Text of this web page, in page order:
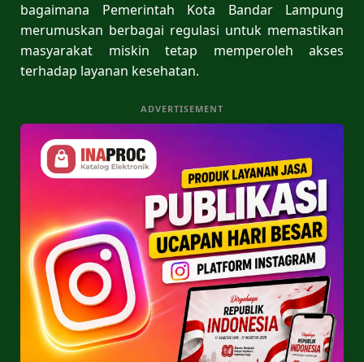
bagaimana Pemerintah Kota Bandar Lampung
merumuskan berbagai regulasi untuk memastikan
masyarakat miskin tetap memperoleh akses
terhadap layanan kesehatan.
ADVERTISEMENT